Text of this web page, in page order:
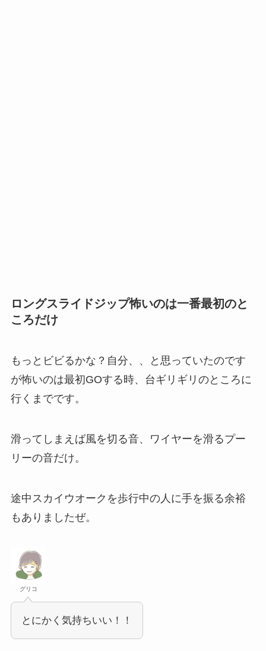
ロングスライドジップ怖いのは一番最初のと
ころだけ
もっとビビるかな？自分、、と思っていたのです
が怖いのは最初GOする時、台ギリギリのところに
行くまでです。
滑ってしまえば風を切る音、ワイヤーを滑るプー
リーの音だけ。
途中スカイウオークを歩行中の人に手を振る余裕
もありましたぜ。
グリコ
とにかく気持ちいい！！